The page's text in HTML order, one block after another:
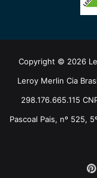
Copyright © 2026
Leroy Merlin Cia
298.176.665.115
Pascoal Pais, nº 525,